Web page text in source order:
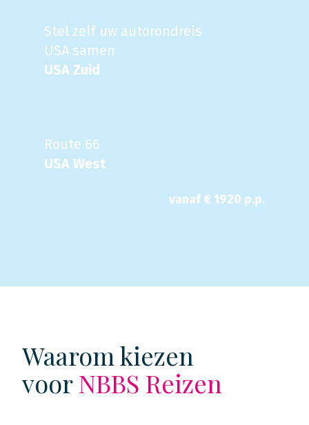
Stel zelf uw autorondreis
USA samen
USA Zuid
Route 66
USA West
vanaf € 1920 p.p.
Waarom kiezen
voorNBBS Reizen